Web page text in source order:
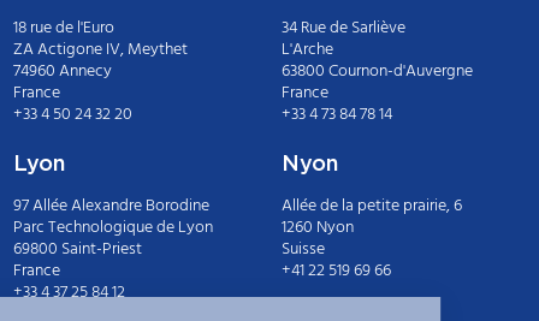
18 rue de l'Euro
ZA Actigone IV, Meythet
74960 Annecy
France
+33 4 50 24 32 20
34 Rue de Sarliève
L'Arche
63800 Cournon-d'Auvergne
France
+33 4 73 84 78 14
Lyon
97 Allée Alexandre Borodine
Parc Technologique de Lyon
69800 Saint-Priest
France
+33 4 37 25 84 12
Nyon
Allée de la petite prairie, 6
1260 Nyon
Suisse
+41 22 519 69 66